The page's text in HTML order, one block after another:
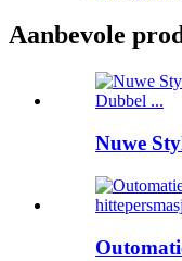
Aanbevole
Nuwe